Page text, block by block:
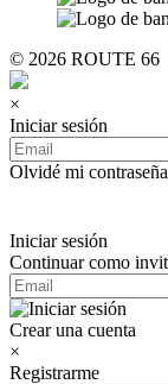
© 2026 ROUTE 66
×
Iniciar sesión
Olvidé mi contraseña
Iniciar sesión
Continuar como
Crear una cuenta
×
Registrarme